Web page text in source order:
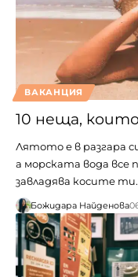
ВАКАНЦИЯ
10 неща,
Лятото е в разгара
а морската вода все
завладява косите
Божидара Найденова